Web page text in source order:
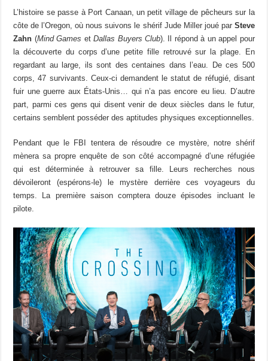
L’histoire se passe à Port Canaan, un petit village de pêcheurs sur la
côte de l’Oregon, où nous suivons le shérif Jude Miller joué par Steve
Zahn (Mind Games etDallas Buyers Club). Il répond à un appel pour
la découverte du corps d’une petite fille retrouvé sur la plage. En
regardant au large, ils sont des centaines dans l’eau. De ces 500
corps, 47 survivants. Ceux-ci demandent le statut de réfugié, disant
fuir une guerre aux États-Unis… qui n’a pas encore eu lieu. D’autre
part, parmi ces gens qui disent venir de deux siècles dans le futur,
certains semblent posséder des aptitudes physiques exceptionnelles.
Pendant que le FBI tentera de résoudre ce mystère, notre shérif
mènera sa propre enquête de son côté accompagné d’une réfugiée
qui est déterminée à retrouver sa fille. Leurs recherches nous
dévoileront (espérons-le) le mystère derrière ces voyageurs du
temps. La première saison comptera douze épisodes incluant le
pilote.